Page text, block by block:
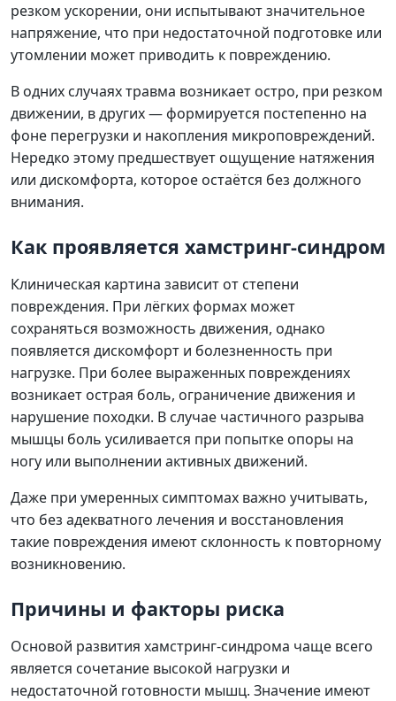
резком ускорении, они испытывают значительное
напряжение, что при недостаточной подготовке или
утомлении может приводить к повреждению.
В одних случаях травма возникает остро, при резком
движении, в других — формируется постепенно на
фоне перегрузки и накопления микроповреждений.
Нередко этому предшествует ощущение натяжения
или дискомфорта, которое остаётся без должного
внимания.
Как проявляется хамстринг-синдром
Клиническая картина зависит от степени
повреждения. При лёгких формах может
сохраняться возможность движения, однако
появляется дискомфорт и болезненность при
нагрузке. При более выраженных повреждениях
возникает острая боль, ограничение движения и
нарушение походки. В случае частичного разрыва
мышцы боль усиливается при попытке опоры на
ногу или выполнении активных движений.
Даже при умеренных симптомах важно учитывать,
что без адекватного лечения и восстановления
такие повреждения имеют склонность к повторному
возникновению.
Причины и факторы риска
Основой развития хамстринг-синдрома чаще всего
является сочетание высокой нагрузки и
недостаточной готовности мышц. Значение имеют